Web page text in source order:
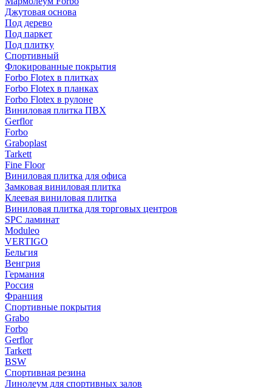
Джутовая основа
Под дерево
Под паркет
Под плитку
Спортивный
Флокированные покрытия
Forbo Flotex в плитках
Forbo Flotex в планках
Forbo Flotex в рулоне
Виниловая плитка ПВХ
Gerflor
Forbo
Graboplast
Tarkett
Fine Floor
Виниловая плитка для офиса
Замковая виниловая плитка
Клеевая виниловая плитка
Виниловая плитка для торговых центров
SPC ламинат
Moduleo
VERTIGO
Бельгия
Венгрия
Германия
Россия
Франция
Спортивные покрытия
Grabo
Forbo
Gerflor
Tarkett
BSW
Спортивная резина
Линолеум для спортивных залов